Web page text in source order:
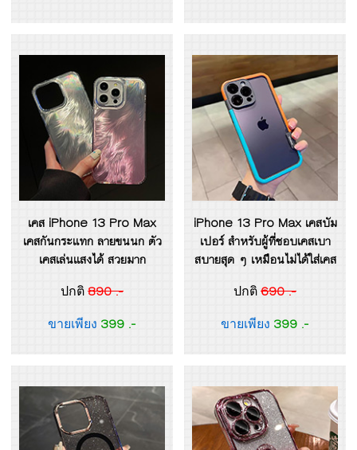
เคส iPhone 13 Pro Max
เคสกันกระแทก ลายขนนก ตัว
เคสเล่นแสงได้ สวยมาก
ปกติ 890 .-
ขายเพียง 399 .-
iPhone 13 Pro Max เคสบัม
เปอร์ สำหรับผู้ที่ชอบเคสเบา
สบายสุด ๆ เหมือนไม่ได้ใส่เคส
ปกติ 690 .-
ขายเพียง 399 .-